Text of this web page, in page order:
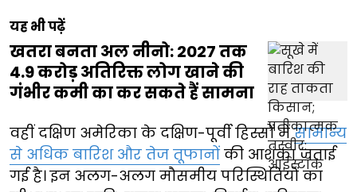
यह भी पढ़ें
खतरा बनता अल नीनो: 2027 तक
4.9 करोड़ अतिरिक्त लोग खाने की
गंभीर कमी का कर सकते हैं सामना
वहीं दक्षिण अमेरिका के दक्षिण-पूर्वी हिस्सों मेंसामान्य
से अधिक बारिश और तेज तूफानों की आशंका जताई
गई है। इन अलग-अलग मौसमीय परिस्थितियों का